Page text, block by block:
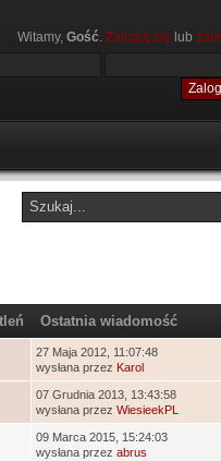
Witamy, Gość. Zaloguj się lub
Ostatnia wiadomość
27 Maja 2012, 11:07:48
wysłana przez Karol
07 Grudnia 2013, 13:43:58
wysłana przez WiesieekPL
09 Marca 2015, 15:24:03
wysłana przez abrus